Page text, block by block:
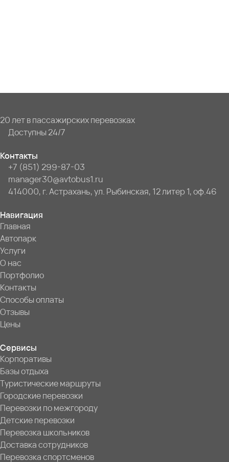
20 лет в пассажирских перевозках
Доступны 24/7
Контакты
+7 (851) 299-87-03
manager30@avtobus1.ru
414000, г. Астрахань, ул. Рыбинская, 12 литер 1, оф.46
Навигация
Главная
Автопарк
Услуги
О нас
Портфолио
Контакты
Способы оплаты
Отзывы
Цены
Сервисы
Корпоративы
Базы отдыха
Туристические маршруты
Городские перевозки
Перевозки по межгороду
Детские перевозки
Перевозка школьников
Доставка сотрудников
Перевозка спортсменов